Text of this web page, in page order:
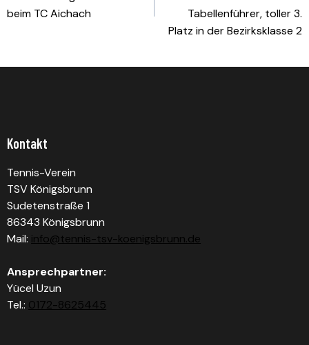
beim TC Aichach
Tabellenführer, toller 3.
Platz in der Bezirksklasse 2
Kontakt
Tennis-Verein
TSV Königsbrunn
Sudetenstraße 1
86343 Königsbrunn
Mail: info@tennis-tsv-koenigsbrunn.de
Ansprechpartner:
Yücel Uzun
Tel.: 0172-8625445